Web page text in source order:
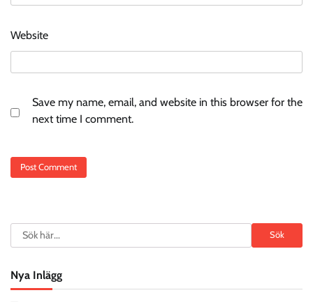
Website
Save my name, email, and website in this browser for the
next time I comment.
Search Sök
Nya Inlägg